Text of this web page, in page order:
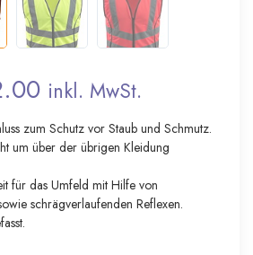
inkl. MwSt.
zum Schutz vor Staub und Schmutz.
um über der übrigen Kleidung
für das Umfeld mit Hilfe von
schrägverlaufenden Reflexen.